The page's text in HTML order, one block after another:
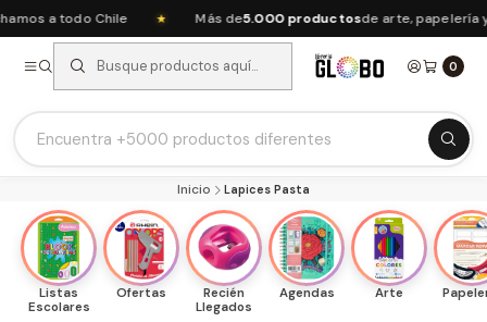
a todo Chile Más de5.000 productosde arte, papelería y
0
Listas Escolares 2026 ⭐
Ofertas del mes
Recién Llegados
Agendas & Planners
Arte y Manualidades
Inicio Lapices Pasta
Listas
Escolares
Ofertas
Recién
Llegados
Agendas Arte